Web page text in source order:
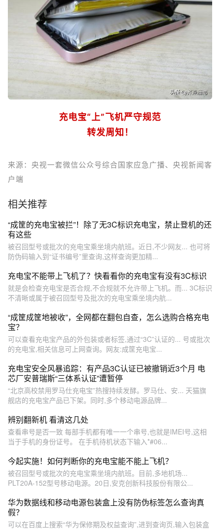
充电宝“上”飞机严守规范
转发周知！
来源：央视一套微信公众号综合国家应急广播、央视新闻客
户端
相关推荐
“成筐的充电宝被拦”！除了无3C标识充电宝，禁止登机的还
有这些
被召回型号或批次的充电宝乘坐境内航班。近日,不少网友... 也可将
防伪码输入到“证书编号”里查询,这样查询更加精...
充电宝不能带上飞机了？快看看你的充电宝有没有3C标识
就是会检查充电宝是否合规,不合规就不允许带上飞机。而... 3C标识
不清晰或属于被召回型号及批次的充电宝乘坐境内航...
“成筐成筐地被收”，全网都在翻包自查，怎么选购合格充电
宝？
可以查看充电宝产品的外包装或者标签,通过“3C”认证的... 号或批次
的充电宝,相关信息可上网查询。网友:成筐充电宝...
充电宝安全风暴追踪：有产品3C认证已被撤销近3个月 电
芯厂安普瑞斯“三体系认证”遭暂停
“北京高校禁用罗马仕充电宝”热搜持续发酵。罗马仕、安... 天猫旗
舰店的充电宝产品已下架。同时,多个移动电源品牌...
辨别翻新机 看清这几处
查看串号是否一致 每部手机都有唯一一个串号,也就是IMEI号,这相
当于手机的身份证号。 在手机待机状态下输入*#06...
今起实施！如何判断你的充电宝能不能上飞机？
被召回型号或批次的充电宝乘坐境内航班。目前,多地机场...
PLT20A-152型号移动电源。20日,安克创新科技股份有限公...
华为数据线和移动电源包装盒上没有防伪标签怎么查询真
假？
可以在百度上搜索“华为保修期及权益查询”,进到查询页,输入包装盒